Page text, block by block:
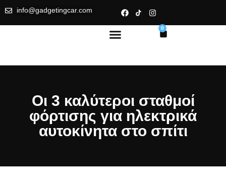
info@gadgetingcar.com
0
Οι 3 καλύτεροι σταθμοί
φόρτισης για ηλεκτρικά
αυτοκίνητα στο σπίτι